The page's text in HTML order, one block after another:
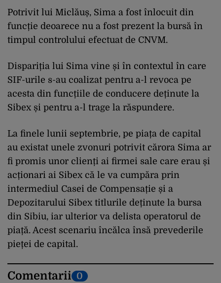
Potrivit lui Miclăuș, Sima a fost înlocuit din
funcție deoarece nu a fost prezent la bursă în
timpul controlului efectuat de CNVM.
Dispariția lui Sima vine și în contextul în care
SIF-urile s-au coalizat pentru a-l revoca pe
acesta din funcțiile de conducere deținute la
Sibex și pentru a-l trage la răspundere.
La finele lunii septembrie, pe piața de capital
au existat unele zvonuri potrivit cărora Sima ar
fi promis unor clienți ai firmei sale care erau și
acționari ai Sibex că le va cumpăra prin
intermediul Casei de Compensație și a
Depozitarului Sibex titlurile deținute la bursa
din Sibiu, iar ulterior va delista operatorul de
piață. Acest scenariu încălca însă prevederile
pieței de capital.
Comentarii 0